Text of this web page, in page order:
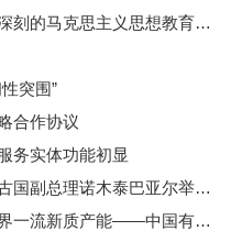
伟大征程丨延安整风：一次深刻的马克思主义思想教育运动
突围”
合作协议
务实体功能初显
中铝集团董事长段向东与蒙古国副总理诺木泰巴亚尔举行会谈
锻造无愧时代无愧使命的世界一流新质产能——中国有色金属工业的战略应对与破局之道（二）